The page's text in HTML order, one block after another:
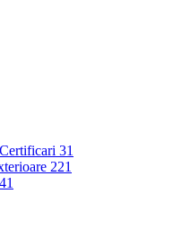
31
221
41